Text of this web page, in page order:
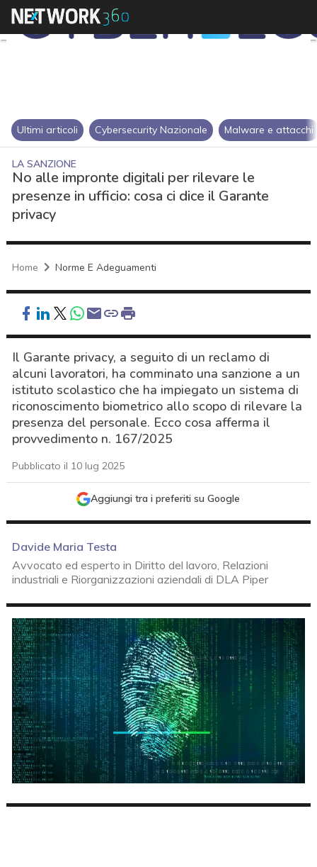
Ultimi articoli Cybersecurity Nazionale Malware e attacchi
LA SANZIONE
No alle impronte digitali per rilevare le
presenze in ufficio: cosa ci dice il Garante
privacy
Home Norme E Adeguamenti
Il Garante privacy, a seguito di un reclamo di
alcuni lavoratori, ha comminato una sanzione a un
istituto scolastico che ha impiegato un sistema di
riconoscimento biometrico allo scopo di rilevare la
presenza del personale. Ecco cosa afferma il
provvedimento n. 167/2025
Pubblicato il 10 lug 2025
Aggiungi tra i preferiti su Google
Davide Maria Testa
Avvocato ed esperto in Diritto del lavoro, Relazioni
industriali e Riorganizzazioni aziendali di DLA Piper